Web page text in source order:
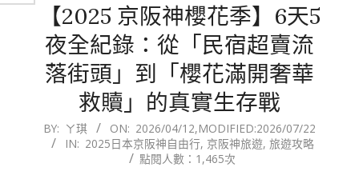
【2025 京阪神櫻花季】6天5
夜全紀錄：從「民宿超賣流
落街頭」到「櫻花滿開奢華
救贖」的真實生存戰
2026-
04-
BY: ㄚ琪 ON: 2026/04/12,MODIFIED:2026/07/22
IN: 2025日本京阪神自由行, 京阪神旅遊, 旅遊攻略
點閱人數：1,465次